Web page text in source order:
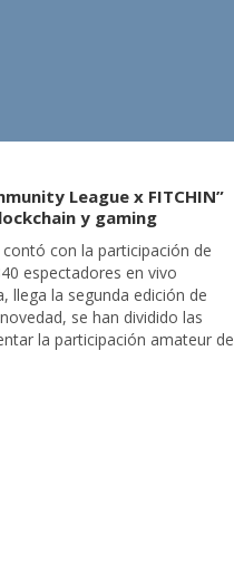
League x FITCHIN”
y gaming
con la participación de
espectadores en vivo
llega la segunda edición de
se han dividido las
la participación amateur de